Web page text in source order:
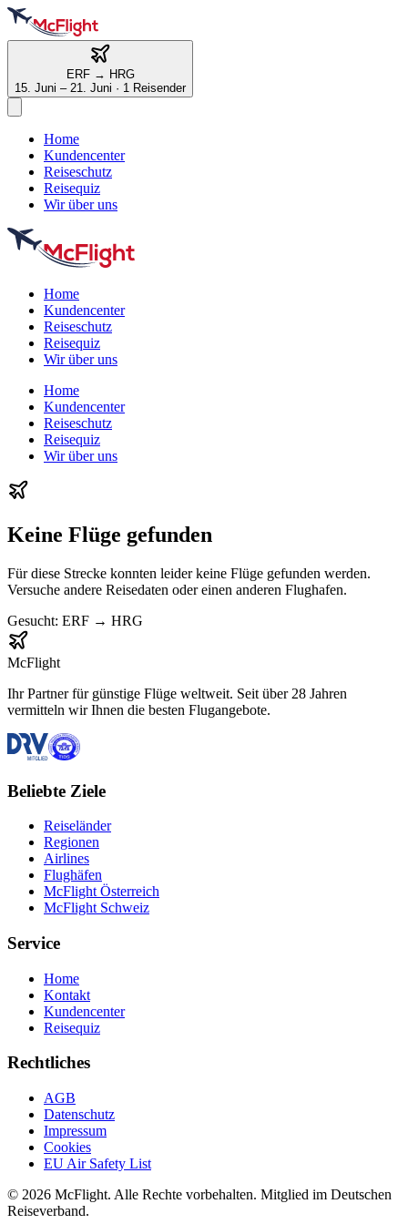
ERF→ HRG
15. Juni – 21. Juni · 1 Reisender
Home
Kundencenter
Reiseschutz
Reisequiz
Wir über uns
Home
Kundencenter
Reiseschutz
Reisequiz
Wir über uns
Home
Kundencenter
Reiseschutz
Reisequiz
Wir über uns
Keine Flüge gefunden
Für diese Strecke konnten leider keine Flüge gefunden werden.
Versuche andere Reisedaten oder einen anderen Flughafen.
Gesucht: ERF → HRG
McFlight
Ihr Partner für günstige Flüge weltweit. Seit über 28 Jahren
vermitteln wir Ihnen die besten Flugangebote.
Beliebte Ziele
Reiseländer
Regionen
Airlines
Flughäfen
McFlight Österreich
McFlight Schweiz
Service
Home
Kontakt
Kundencenter
Reisequiz
Rechtliches
AGB
Datenschutz
Impressum
Cookies
EU Air Safety List
© 2026 McFlight. Alle Rechte vorbehalten. Mitglied im Deutschen
Reiseverband.